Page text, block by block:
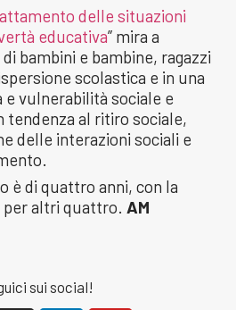
delle situazioni
educativa” mira a
bambini e bambine, ragazzi
scolastica e in una
vulnerabilità sociale e
tendenza al ritiro sociale,
delle interazioni sociali e
è di quattro anni, con la
per altri quattro. AM
sui social!